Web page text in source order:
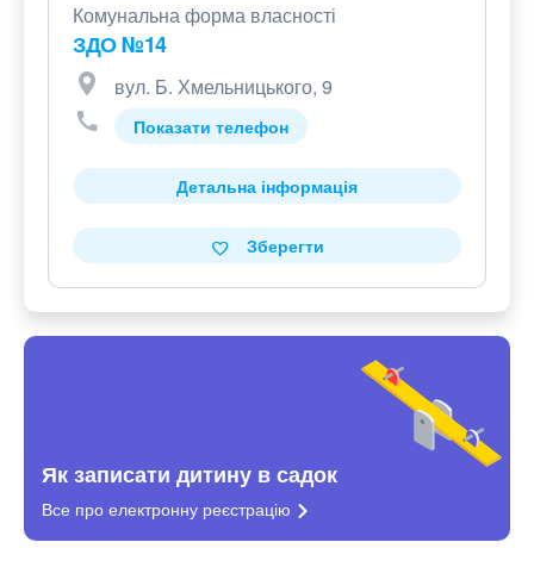
Комунальна форма власності
ЗДО №14
вул. Б. Хмельницького, 9
Показати телефон
Детальна інформація
Зберегти
Як записати дитину в садок
Все про електронну реєстрацію